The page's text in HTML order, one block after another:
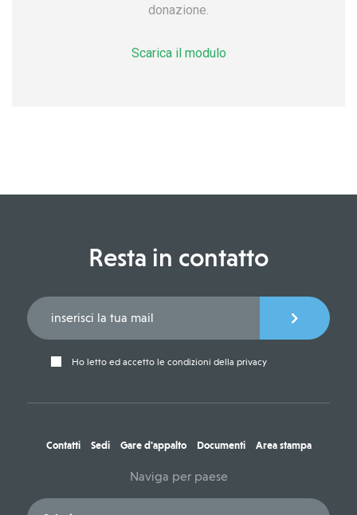
donazione.
Scarica il modulo
Resta in contatto
Ho letto ed accetto le condizioni della privacy
Contatti Sedi Gare d'appalto Documenti Area stampa
Naviga per paese